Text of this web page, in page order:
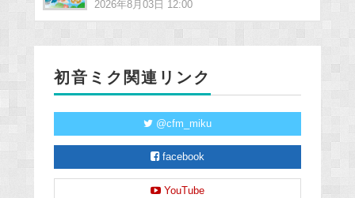
2026年8月03日 12:00
初音ミク関連リンク
@cfm_miku
facebook
YouTube